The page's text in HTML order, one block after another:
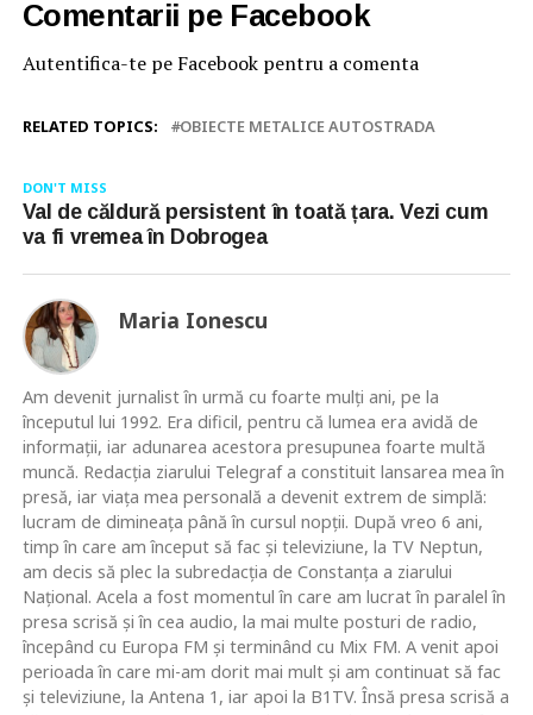
Comentarii pe Facebook
Autentifica-te pe Facebook pentru a comenta
RELATED TOPICS: OBIECTE METALICE AUTOSTRADA
DON'T MISS
Val de căldură persistent în toată țara. Vezi cum
va fi vremea în Dobrogea
Maria Ionescu
Am devenit jurnalist în urmă cu foarte mulţi ani, pe la
începutul lui 1992. Era dificil, pentru că lumea era avidă de
informaţii, iar adunarea acestora presupunea foarte multă
muncă. Redacţia ziarului Telegraf a constituit lansarea mea în
presă, iar viaţa mea personală a devenit extrem de simplă:
lucram de dimineaţa până în cursul nopţii. După vreo 6 ani,
timp în care am început să fac şi televiziune, la TV Neptun,
am decis să plec la subredacţia de Constanţa a ziarului
Naţional. Acela a fost momentul în care am lucrat în paralel în
presa scrisă şi în cea audio, la mai multe posturi de radio,
începând cu Europa FM şi terminând cu Mix FM. A venit apoi
perioada în care mi-am dorit mai mult şi am continuat să fac
şi televiziune, la Antena 1, iar apoi la B1TV. Însă presa scrisă a